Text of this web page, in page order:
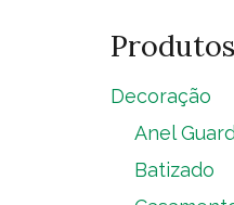
Produtos
Decoração
Anel
Batizado